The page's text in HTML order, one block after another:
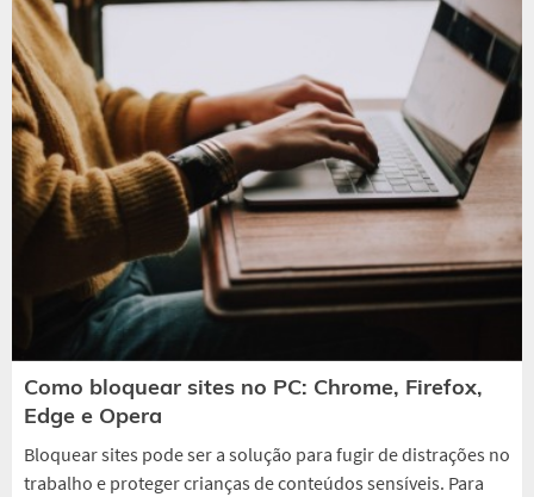
Como bloquear sites no PC: Chrome, Firefox,
Edge e Opera
Bloquear sites pode ser a solução para fugir de distrações no
trabalho e proteger crianças de conteúdos sensíveis. Para